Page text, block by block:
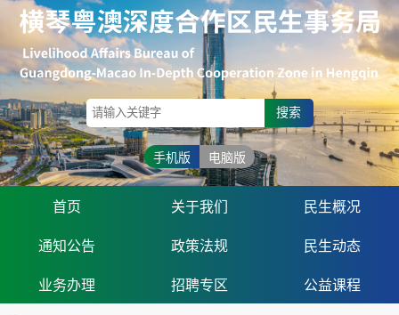
搜索
手机版 电脑版
首页 关于我们 民生概况
通知公告 政策法规 民生动态
业务办理 招聘专区 公益课程